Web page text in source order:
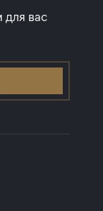
для вас